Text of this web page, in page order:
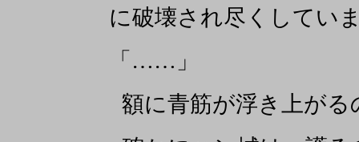
に破壊され尽くしてい
「……」
額に青筋が浮き上がる